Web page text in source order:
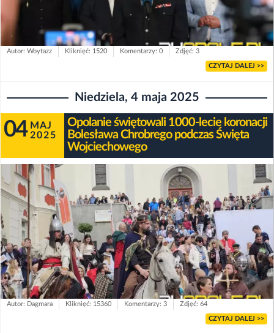
Autor: Woytazz Kliknięć: 1520 Komentarzy: 0 Zdjęć: 3
CZYTAJ DALEJ >>
Niedziela, 4 maja 2025
04 MAJ
2025
Opolanie świętowali 1000-lecie koronacji
Bolesława Chrobrego podczas Święta
Wojciechowego
Autor: Dagmara Kliknięć: 15360 Komentarzy: 3 Zdjęć: 64
CZYTAJ DALEJ >>